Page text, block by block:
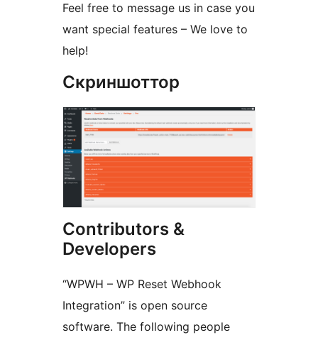
Feel free to message us in case you
want special features – We love to
help!
Скриншоттор
Contributors &
Developers
“WPWH – WP Reset Webhook
Integration” is open source
software. The following people